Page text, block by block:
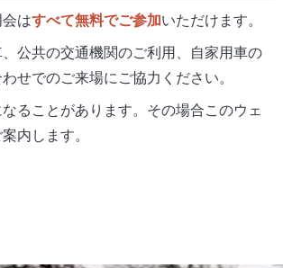
はすべて無料でご参加いただけます。
公共の交通機関のご利用、自家用車の
せでのご来場にご協力ください。
ることがあります。その場合このウェ
内します。